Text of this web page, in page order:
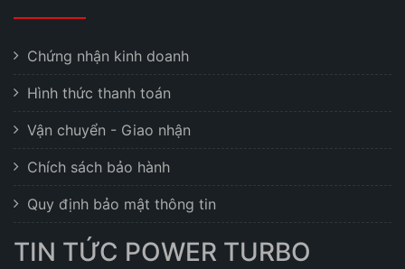
Chứng nhận kinh doanh
Hình thức thanh toán
Vận chuyển - Giao nhận
Chích sách bảo hành
Quy định bảo mật thông tin
TIN TỨC POWER TURBO